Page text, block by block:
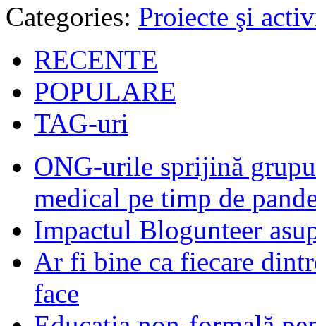
Categories: Proiecte şi
RECENTE
POPULARE
TAG-uri
ONG-urile sprijină
medical pe timp de
Impactul Blogunteer
Ar fi bine ca fiecare
face